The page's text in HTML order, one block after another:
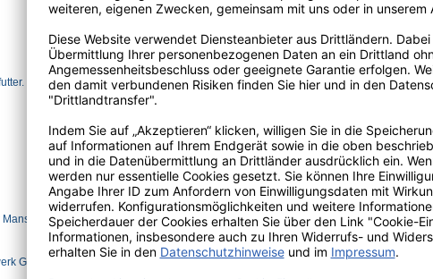
GmbH | Heglitzer Str. 12 | 26409 Wittmund | Deutschland | info(a)modas-bekleidung.de